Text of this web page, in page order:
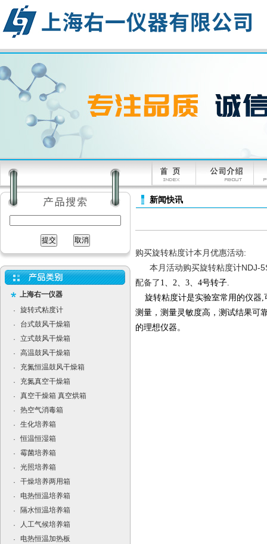
上海右一仪器
·
旋转式粘度计
·
台式鼓风干燥箱
·
立式鼓风干燥箱
·
高温鼓风干燥箱
·
充氮恒温鼓风干燥箱
·
充氮真空干燥箱
·
真空干燥箱 真空烘箱
·
热空气消毒箱
·
生化培养箱
·
恒温恒湿箱
·
霉菌培养箱
·
光照培养箱
·
干燥培养两用箱
·
电热恒温培养箱
·
隔水恒温培养箱
·
人工气候培养箱
·
电热恒温加热板
新闻快讯
购买旋转粘度计本月优惠活动:
本月活动购买旋转粘度计NDJ-
配备了 1、2、3、4号转子.
旋转粘度计是实验室常用的仪器,
测量，测量灵敏度高，测试结果可
的理想仪器。